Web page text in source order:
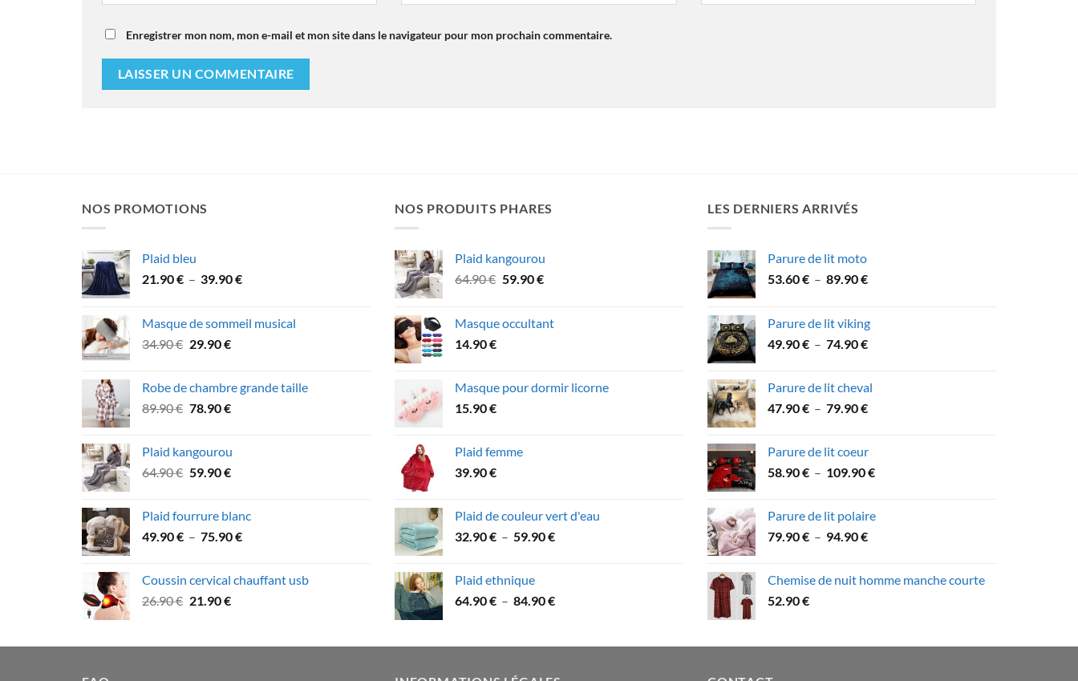
Enregistrer mon nom, mon e-mail et mon site dans le navigateur pour mon prochain commentaire.
NOS PROMOTIONS
Plaid bleu
21.90€ – 39.90€Plage
21.90 €
Masque de sommeil musical
34.90€ Le
était :
34.90 €.
29.90€Le
est :
29.90 €.
Robe de chambre grande taille
89.90€ Le
était :
89.90 €.
78.90€Le
est :
78.90 €.
Plaid kangourou
64.90€ Le
était :
64.90 €.
59.90€Le
est :
59.90 €.
Plaid fourrure blanc
49.90€ – 75.90€Plage
49.90 €
Coussin cervical chauffant usb
26.90€ Le
était :
21.90€Le
est :
NOS PRODUITS PHARES
Plaid kangourou
64.90€ Le
était :
59.90€Le
est :
Masque occultant
14.90€
Masque pour dormir licorne
15.90€
Plaid femme
39.90€
Plaid de couleur vert d'eau
32.90€ – 59.90€Plage
à
Plaid ethnique
64.90€ – 84.90€Plage
64.90 €
LES DERNIERS ARRIVÉS
Parure de lit moto
53.60€ – 89.90€Plage
53.60 €
à
Parure de lit viking
49.90€ – 74.90€Plage
49.90 €
à
Parure de lit cheval
47.90€ – 79.90€Plage
à
Parure de lit coeur
58.90€ – 109.90€Plage
58.90 €
Parure de lit polaire
79.90€ – 94.90€Plage
79.90 €
Chemise de nuit homme manche courte
52.90€